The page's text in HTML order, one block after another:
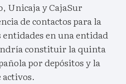
Unicaja y CajaSur
de contactos para la
en una entidad
constituir la quinta
por depósitos y la